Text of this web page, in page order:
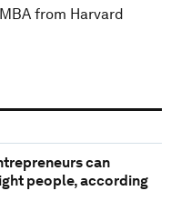
from Harvard
can
people, according